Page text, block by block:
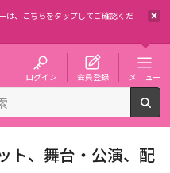
、
こちらをタップしてご確認くだ
ログイン 会員登録 メニュー
ト、舞台・公演、配